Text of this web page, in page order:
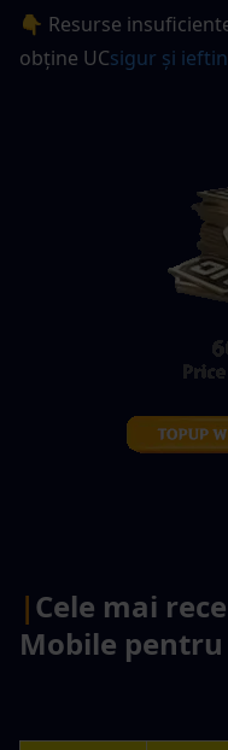
👇 Resurse
obține UCsigur și ieftin
|Cele mai
Mobile